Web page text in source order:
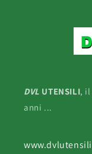
DVL UTENSILI, il
anni ...